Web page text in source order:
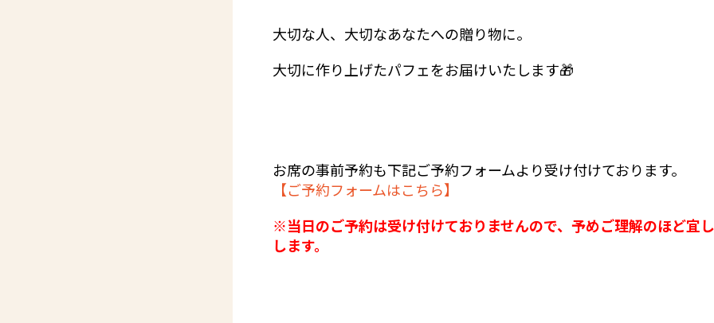
大切な人、大切なあなたへの贈り物に。
大切に作り上げたパフェをお届けいたします🎁
お席の事前予約も下記ご予約フォームより受け付けております。
【ご予約フォームはこちら】
※当日のご予約は受け付けておりませんので、 予めご理解のほど宜
します。